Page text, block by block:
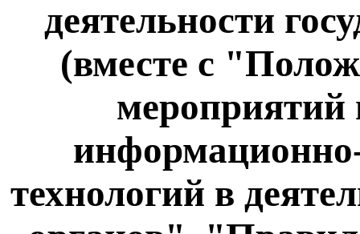
деятельности
(вместе с
мероприятий
технологий в